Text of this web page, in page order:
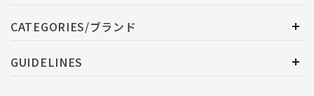
CATEGORIES/ブランド
GUIDELINES